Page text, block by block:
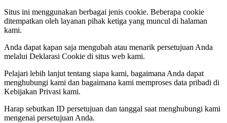
Situs ini menggunakan berbagai jenis cookie. Beberapa cookie
ditempatkan oleh layanan pihak ketiga yang muncul di halaman
kami.
Anda dapat kapan saja mengubah atau menarik persetujuan Anda
melalui Deklarasi Cookie di situs web kami.
Pelajari lebih lanjut tentang siapa kami, bagaimana Anda dapat
menghubungi kami dan bagaimana kami memproses data pribadi di
Kebijakan Privasi kami.
Harap sebutkan ID persetujuan dan tanggal saat menghubungi kami
mengenai persetujuan Anda.